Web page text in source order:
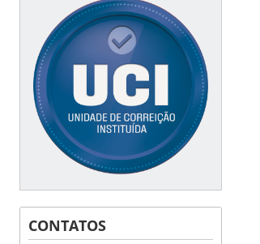
CONTATOS